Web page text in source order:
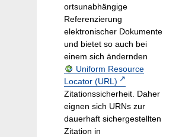
ortsunabhängige
Referenzierung
elektronischer Dokumente
und bietet so auch bei
einem sich ändernden
Uniform Resource
Locator (URL)
Zitationssicherheit. Daher
eignen sich URNs zur
dauerhaft sichergestellten
Zitation in